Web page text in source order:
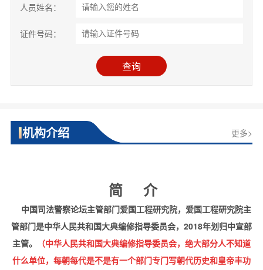
人员姓名：
证件号码：
查询
机构介绍 更多>
简 介
中国司法警察论坛主管部门爱国工程研究院，爱国工程研究院主
管部门是中华人民共和国大典编修指导委员会，2018年划归中宣部
主管。
（中华人民共和国大典编修指导委员会，绝大部分人不知道
什么单位，每朝每代是不是有一个部门专门写朝代历史和皇帝丰功